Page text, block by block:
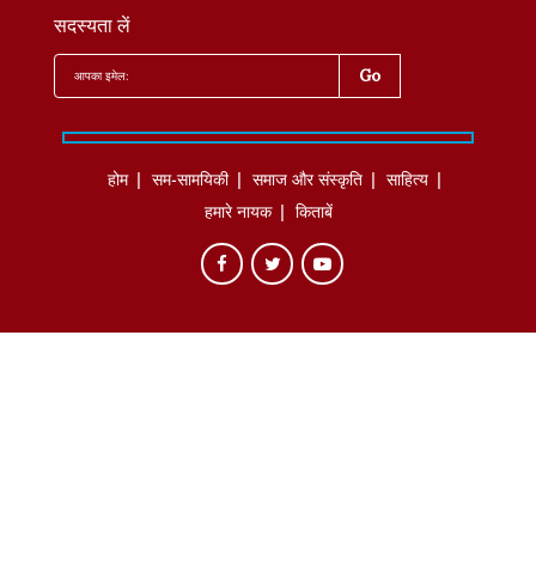
सदस्यता लें
होम सम-सामयिकी समाज और संस्कृति
साहित्‍य
हमारे नायक
किताबें